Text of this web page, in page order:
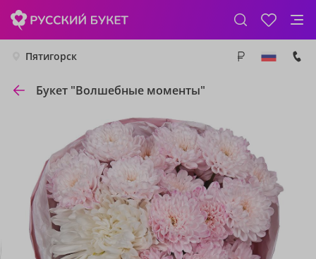
Пятигорск
Букет "Волшебные моменты"